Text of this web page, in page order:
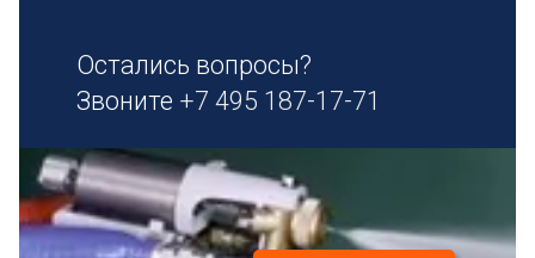
Остались вопросы?
Звоните +7 495 187-17-71